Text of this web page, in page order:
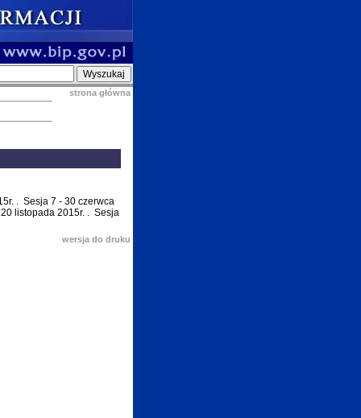
strona główna
. Sesja 7 - 30 czerwca
listopada 2015r. . Sesja
wersja do druku